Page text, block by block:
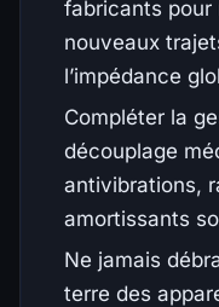
fabricants pour
nouveaux
l’impédance
Compléter la
découplage
antivibrations,
amortissants
Ne jamais
terre des